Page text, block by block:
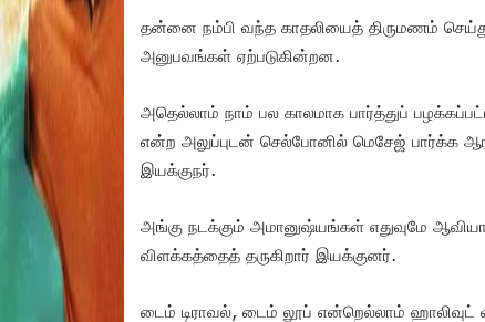
தன்னை நம்பி வந்த காதலியைத் திருமணம்
அனுபவங்கள் ஏற்படுகின்றன.
அதெல்லாம் நாம் பல காலமாக பார்த்துப்
என்ற அலுப்புடன் செல்போனில் மெசேஜ் பார்க்க
இயக்குநர்.
அங்கு நடக்கும் அமானுஷ்யங்கள் எதுவுமே
விளக்கத்தைத் தருகிறார் இயக்குனர்.
டைம் டிராவல், டைம் லூப் என்றெல்லாம் ஹாலிவுட்